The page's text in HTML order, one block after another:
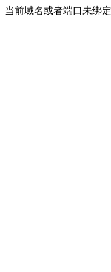
当前域名或者端口未绑